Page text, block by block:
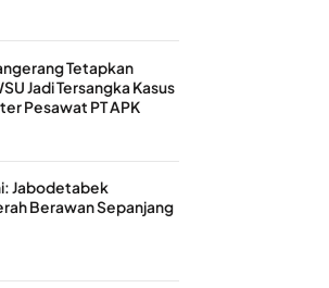
Tetapkan
Jadi Tersangka Kasus
Pesawat PT APK
Jabodetabek
Berawan Sepanjang